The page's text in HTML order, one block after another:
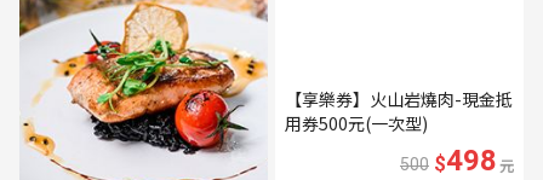
【享樂券】火山岩燒肉-現金抵
用券500元(一次型)
500 $498元